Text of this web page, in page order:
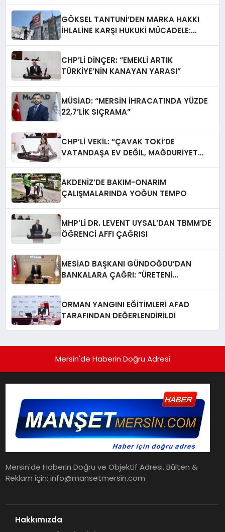
GÖKSEL TANTUNİ’DEN MARKA HAKKI
İHLALİNE KARŞI HUKUKİ MÜCADELE:
CHP’Lİ DİNÇER: “EMEKLİ ARTIK
TÜRKİYE’NİN KANAYAN YARASI”
MÜSİAD: “MERSİN İHRACATINDA YÜZDE
22,7’LİK SIÇRAMA”
CHP’Lİ VEKİL: “ÇAVAK TOKİ’DE
VATANDAŞA EV DEĞİL, MAĞDURİYET
AKDENİZ’DE BAKIM-ONARIM
ÇALIŞMALARINDA YOĞUN TEMPO
MHP’Lİ DR. LEVENT UYSAL’DAN TBMM’DE
ÖĞRENCİ AFFI ÇAĞRISI
MESİAD BAŞKANI GÜNDOĞDU’DAN
BANKALARA ÇAĞRI: ​”ÜRETENİ
ORMAN YANGINI EĞİTİMLERİ AFAD
TARAFINDAN DEĞERLENDİRİLDİ
Mersin'de Haberin Doğru Adresi
Mersin'de Haberin Doğru ve Objektif Adresi. Bülten &
Reklam için: info@mansetmersin.com
Hakkımızda